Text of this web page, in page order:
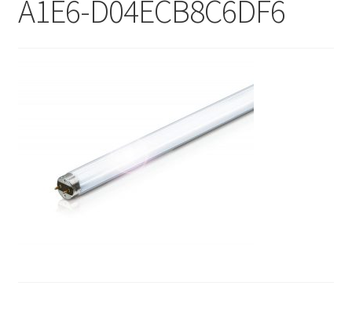
Contacta con nosotros
A1E6-D04ECB8C6DF6